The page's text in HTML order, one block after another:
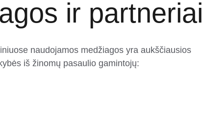
naudojamos medžiagos yra aukščiausios
iš žinomų pasaulio gamintojų:
ir partneriai